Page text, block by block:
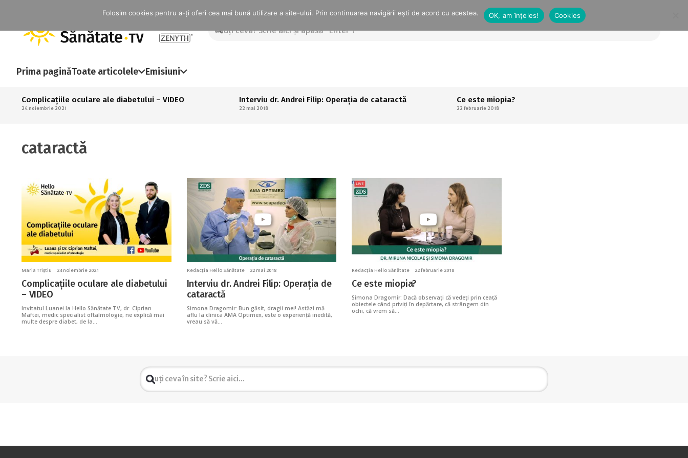
Prima paginăToate articolele Emisiuni
Complicațiile oculare ale diabetului – VIDEO
24 noiembrie 2021
Interviu dr. Andrei Filip: Operația de cataractă
22 mai 2018
Ce este miopia?
22 februarie 2018
cataractă
Maria Triștiu 24 noiembrie 2021
Complicațiile oculare ale diabetului
– VIDEO
Invitatul Luanei la Hello Sănătate TV, dr. Ciprian
Maftei, medic specialist oftalmologie, ne explică mai
multe despre diabet, de la…
Redacția Hello Sănătate 22 mai 2018
Interviu dr. Andrei Filip: Operația de
cataractă
Simona Dragomir: Bun găsit, dragii mei! Astăzi mă
aflu la clinica AMA Optimex, este o experiență inedită,
vreau să vă…
Redacția Hello Sănătate 22 februarie 2018
Ce este miopia?
Simona Dragomir: Dacă observați că vedeți prin ceață
obiectele când priviți în depărtare, că strângem din
ochi, că vrem să…
Folosim cookies pentru a-ți oferi cea mai bună utilizare a site-ului. Prin continuarea navigării ești de acord cu acestea. OK, am înțeles! Cookies